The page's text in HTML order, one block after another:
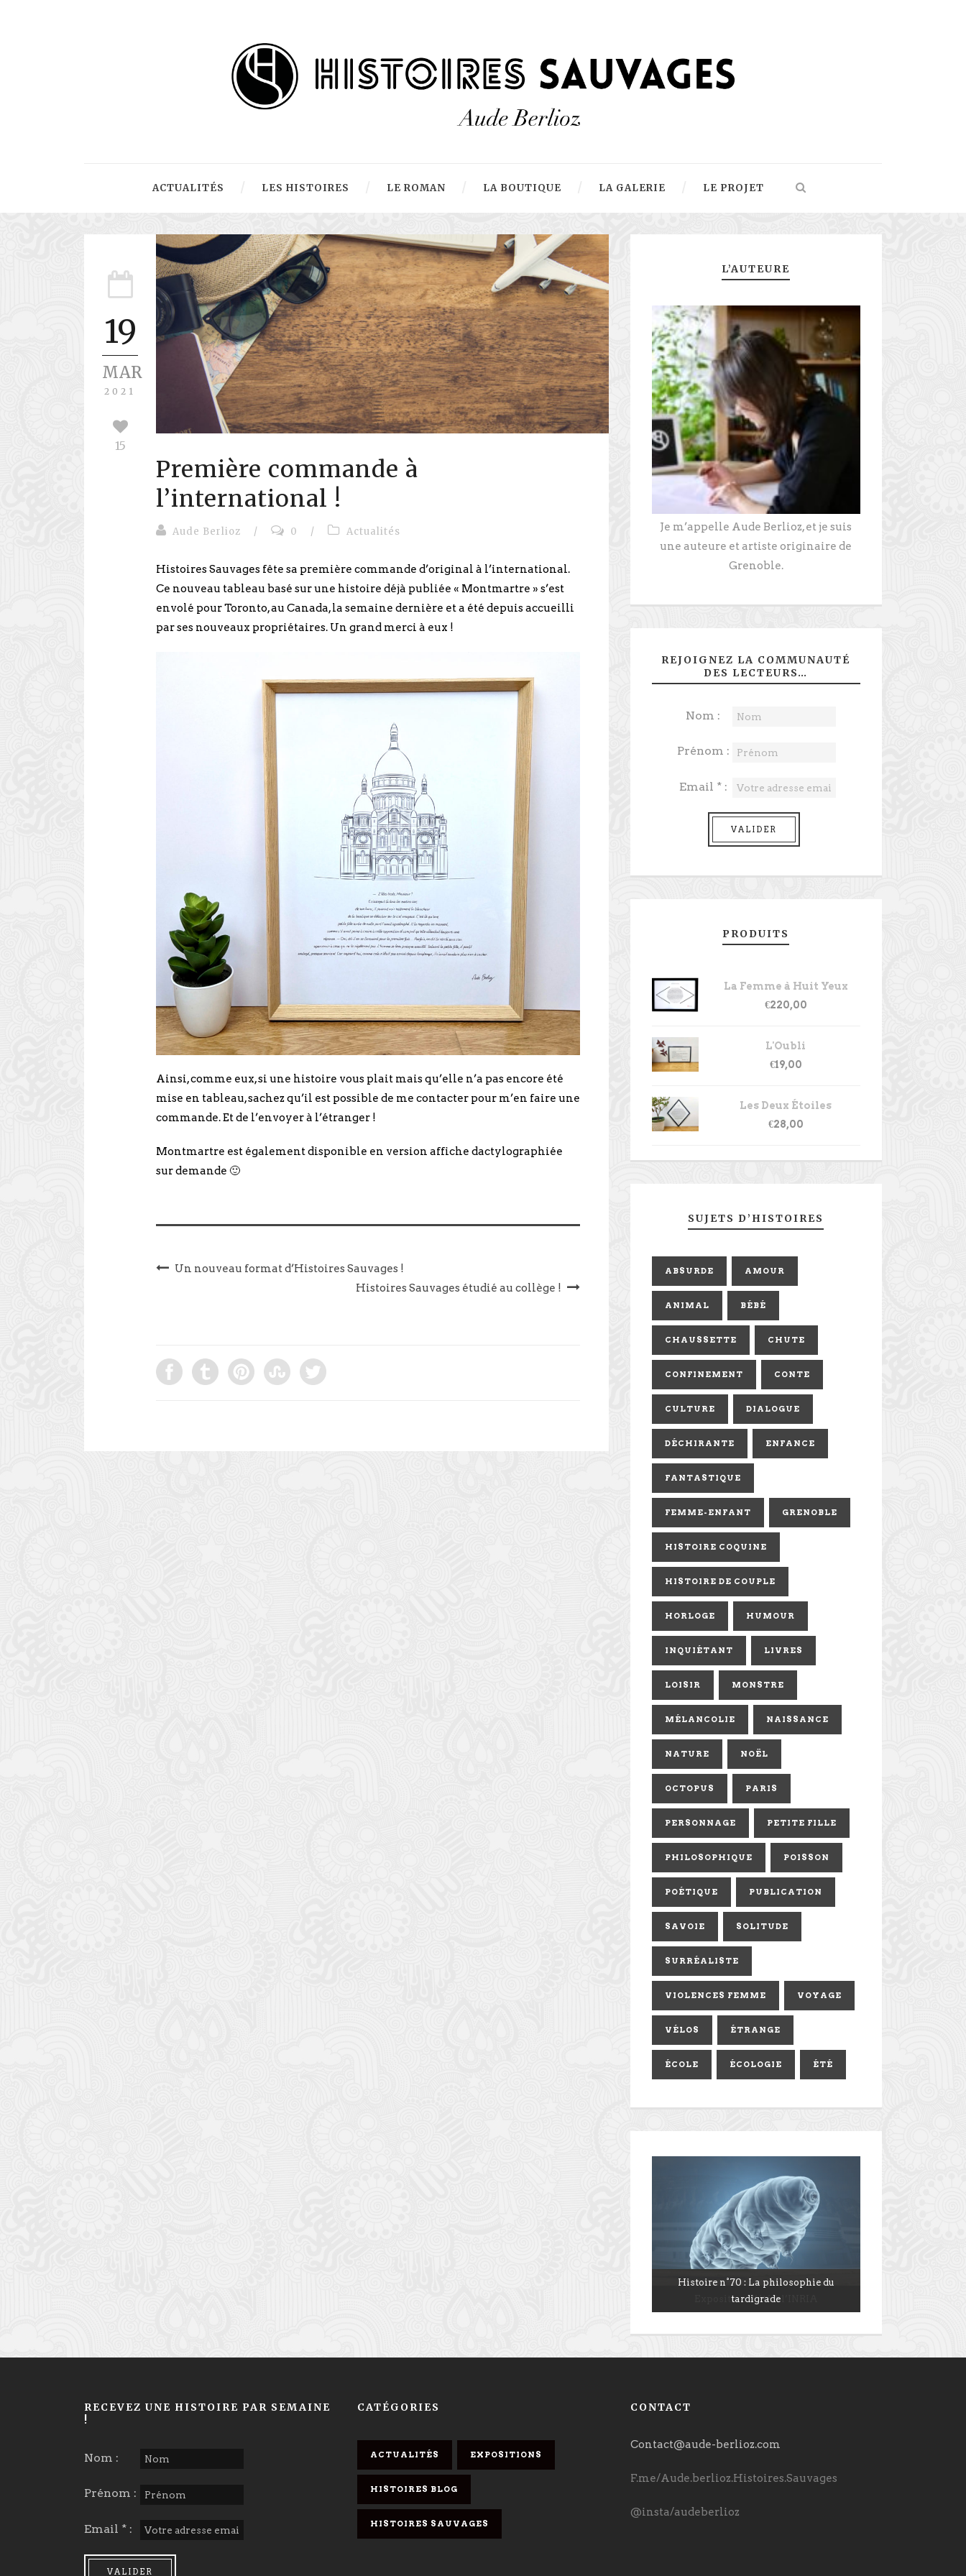
ACTUALITÉS LES HISTOIRES LE ROMAN LA BOUTIQUE LA GALERIE LE PROJET
19
MAR
2021
15
Première commande à
l’international !
Aude Berlioz / 0 / Actualités
Histoires Sauvages fête sa première commande d’original à l’international.
Ce nouveau tableau basé sur une histoire déjà publiée « Montmartre » s’est
envolé pour Toronto, au Canada, la semaine dernière et a été depuis accueilli
par ses nouveaux propriétaires. Un grand merci à eux !
Ainsi, comme eux, si une histoire vous plait mais qu’elle n’a pas encore été
mise en tableau, sachez qu’il est possible de me contacter pour m’en faire une
commande. Et de l’envoyer à l’étranger !
Montmartre est également disponible en version affiche dactylographiée
sur demande 🙂
Un nouveau format d’Histoires Sauvages !
Histoires Sauvages étudié au collège !
L’AUTEURE
Je m’appelle Aude Berlioz, et je suis
une auteure et artiste originaire de
Grenoble.
REJOIGNEZ LA COMMUNAUTÉ
DES LECTEURS…
Nom :
Prénom :
Email * :
PRODUITS
La Femme à Huit Yeux
€220,00
L'Oubli
€19,00
Les Deux Étoiles
€28,00
SUJETS D’HISTOIRES
ABSURDE AMOUR
ANIMAL BÉBÉ
CHAUSSETTE CHUTE
CONFINEMENT CONTE
CULTURE DIALOGUE
DÉCHIRANTE ENFANCE
FANTASTIQUE
FEMME-ENFANT GRENOBLE
HISTOIRE COQUINE
HISTOIRE DE COUPLE
HORLOGE HUMOUR
INQUIÉTANT LIVRES
LOISIR MONSTRE
MÉLANCOLIE NAISSANCE
NATURE NOËL
OCTOPUS PARIS
PERSONNAGE PETITE FILLE
PHILOSOPHIQUE POISSON
POÉTIQUE PUBLICATION
SAVOIE SOLITUDE
SURRÉALISTE
VIOLENCES FEMME VOYAGE
VÉLOS ÉTRANGE
ÉCOLE ÉCOLOGIE ÉTÉ
Histoire n°119 : L’étrange Noël de Mr
Zax…
Exposition d’été à l’INRIA
Histoire n°70 : La philosophie du
tardigrade
RECEVEZ UNE HISTOIRE PAR SEMAINE
!
Nom :
Prénom :
Email * :
CATÉGORIES
ACTUALITÉS EXPOSITIONS
HISTOIRES BLOG
HISTOIRES SAUVAGES
CONTACT
Contact@aude-berlioz.com
F.me/Aude.berlioz.Histoires.Sauvages
@insta/audeberlioz